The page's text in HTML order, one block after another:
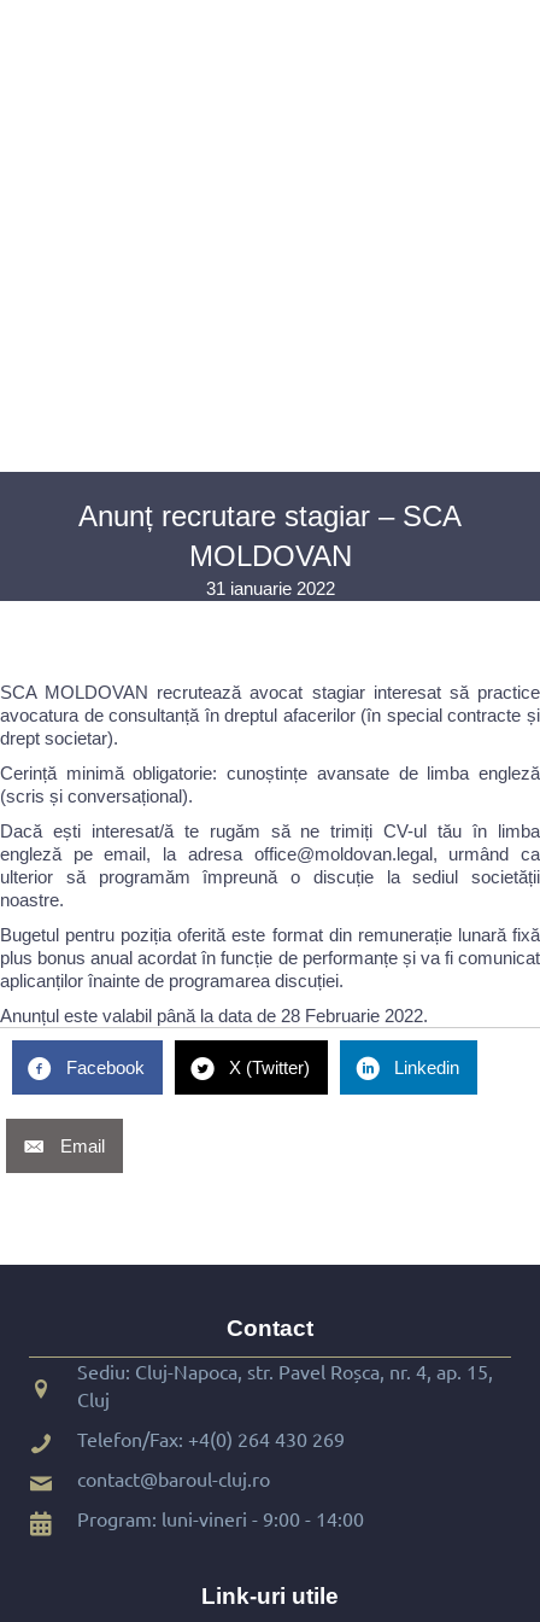
Anunț recrutare stagiar – SCA
MOLDOVAN
31 ianuarie 2022
SCA MOLDOVAN recrutează avocat stagiar interesat să practice
avocatura de consultanță în dreptul afacerilor (în special contracte și
drept societar).
Cerință minimă obligatorie: cunoștințe avansate de limba engleză
(scris și conversațional).
Dacă ești interesat/ă te rugăm să ne trimiți CV-ul tău în limba
engleză pe email, la adresa office@moldovan.legal, urmând ca
ulterior să programăm împreună o discuție la sediul societății
noastre.
Bugetul pentru poziția oferită este format din remunerație lunară fixă
plus bonus anual acordat în funcție de performanțe și va fi comunicat
aplicanților înainte de programarea discuției.
Anunțul este valabil până la data de 28 Februarie 2022.
Facebook X (Twitter) Linkedin
Email
Contact
Sediu: Cluj-Napoca, str. Pavel Roșca, nr. 4, ap. 15,
Cluj
Telefon/Fax: +4(0) 264 430 269
contact@baroul-cluj.ro
Program: luni-vineri - 9:00 - 14:00
Link-uri utile